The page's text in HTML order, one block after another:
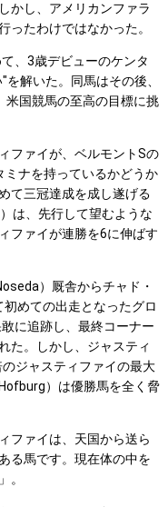
かし、アメリカンファラ
ったわけではなかった。
、3歳デビューのケンタ
解いた。同馬はその後、
米国競馬の至高の目標に挑
ファイが、ベルモントSの
ナを持っているかどうか
て三冠達成を成し遂げる
は、先行して望むような
ファイが連勝を6に伸ばす
）厩舎からチャド・
めての出走となったグロ
に追跡し、最終コーナー
た。しかし、ジャスティ
ジャスティファイの最大
）は優勝馬を全く脅
ファイは、天国から送ら
る馬です。現在体の中を
。